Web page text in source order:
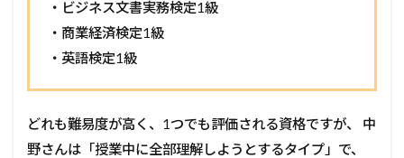
・ビジネス文書実務検定1級
・商業経済検定1級
・英語検定1級
どれも難易度が高く、1つでも評価される資格ですが、 中
野さんは「授業中に全部理解しようとするタイプ」で、